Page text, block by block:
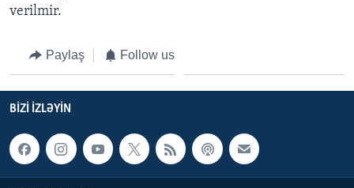
Dillər
verilmir.
Paylaş Follow us
BIZI IZLƏYIN